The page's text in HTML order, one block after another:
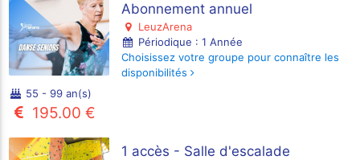
Abonnement annuel
LeuzArena
Périodique : 1 Année
Choisissez votre groupe pour connaître les
disponibilités
55 - 99 an(s)
195.00 €
1 accès - Salle d'escalade